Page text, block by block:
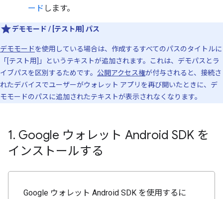
ード します。
デモモード / [テスト用] パス
デモモードを使用している場合は、作成するすべてのパスのタイトルに
「[テスト用]」というテキストが追加されます。これは、デモパスとラ
イブパスを区別するためです。 公開アクセス権が付与されると、接続さ
れたデバイスでユーザーがウォレット アプリを再び開いたときに、デ
モモードのパスに追加されたテキストが表示されなくなります。
1. Google ウォレット Android SDK を
インストールする
Google ウォレット Android SDK を使用するに